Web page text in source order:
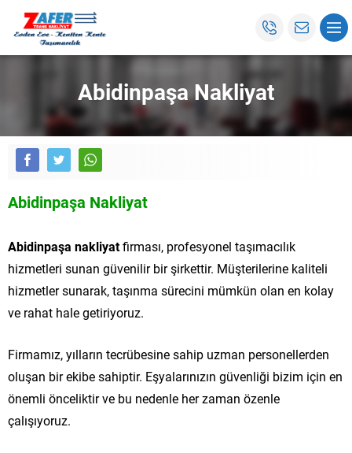
Abidinpaşa Nakliyat
Abidinpaşa Nakliyat
Abidinpaşa nakliyatfirması, profesyonel taşımacılık
hizmetleri sunan güvenilir bir şirkettir. Müşterilerine kaliteli
hizmetler sunarak, taşınma sürecini mümkün olan en kolay
ve rahat hale getiriyoruz.
Firmamız, yılların tecrübesine sahip uzman personellerden
oluşan bir ekibe sahiptir. Eşyalarınızın güvenliği bizim için en
önemli önceliktir ve bu nedenle her zaman özenle
çalışıyoruz.